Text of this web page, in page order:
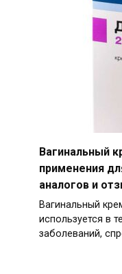
Вагинальный
применения
аналогов и
Вагинальный
используется в
заболеваний,